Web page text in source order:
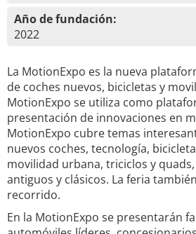
Año de fundación:
2022
La MotionExpo es la nueva
de coches nuevos, bicicletas y
MotionExpo se utiliza como
presentación de innovaciones en
MotionExpo cubre temas
nuevos coches, tecnología,
movilidad urbana, triciclos y
antiguos y clásicos. La feria
recorrido.
En la MotionExpo se presentarán